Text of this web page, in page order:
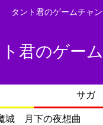
タント君のゲームチャ
君のゲー
サガ
城 月下の夜想曲